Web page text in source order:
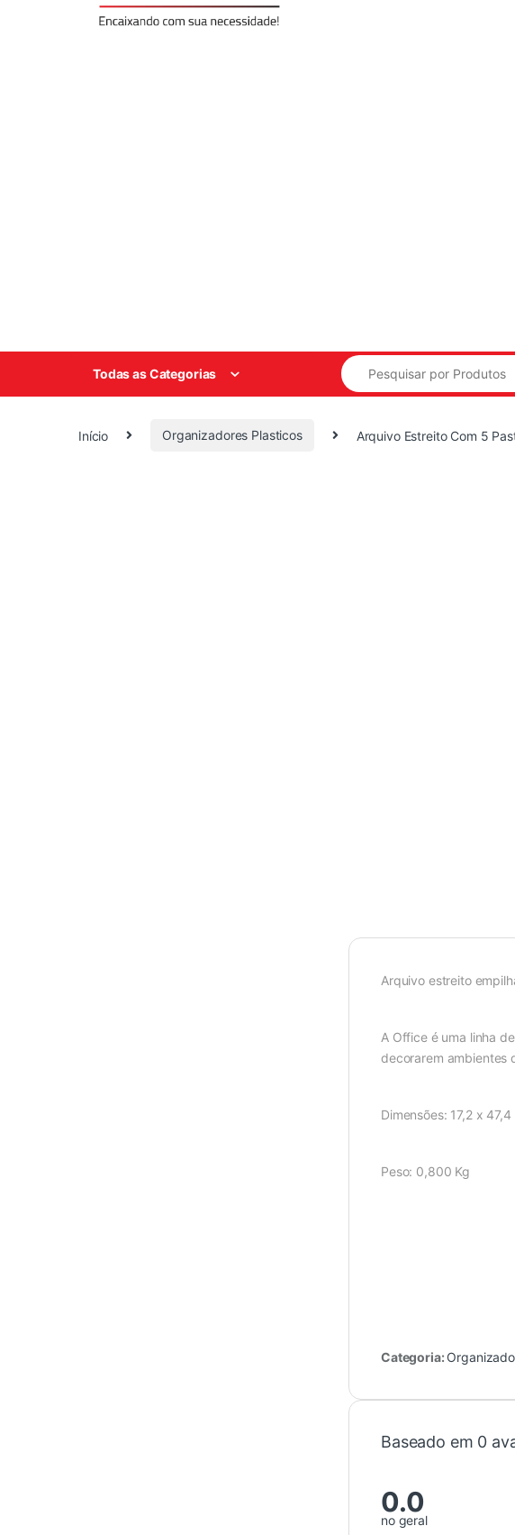
Todas as Categorias
Search for:
Início Organizadores Plasticos Arquivo Estreito Com 5
Arquivo estreito
A Office é uma linha
decorarem ambientes
Dimensões: 17,2 x
Peso: 0,800 Kg
Categoria:
Baseado em 0
0.0
no geral